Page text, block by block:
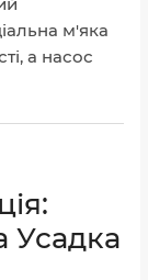
м'яка
а насос
Усадка